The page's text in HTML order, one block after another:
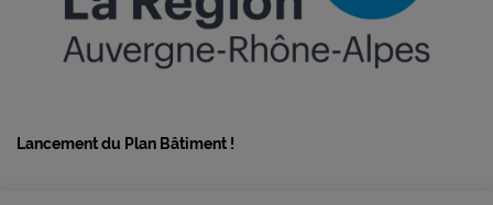
Lancement du Plan Bâtiment !